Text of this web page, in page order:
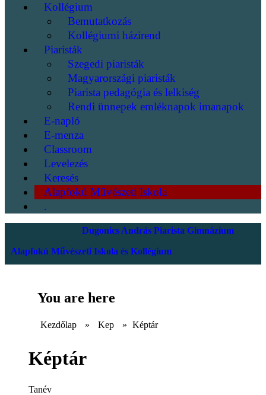
Kollégium
Bemutatkozás
Kollégiumi házirend
Piaristák
Szegedi piaristák
Magyarországi piaristák
Piarista pedagógia és lelkiség
Rendi ünnepek emléknapok imanapok
E-napló
E-menza
Classroom
Levelezés
Keresés
Alapfokú Művészeti Iskola
.
Dugonics András Piarista Gimnázium
Alapfokú Művészeti Iskola és Kollégium
You are here
Kezdőlap » Kep » Képtár
Képtár
Tanév